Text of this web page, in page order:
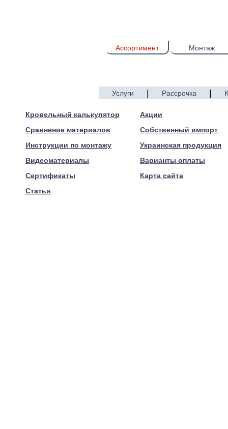
Ассортимент Монтаж
Услуги Рассрочка
Кровельный калькулятор
Сравнение материалов
Инструкции по монтажу
Видеоматериалы
Сертификаты
Статьи
Акции
Собственный импорт
Украинская продукция
Варианты оплаты
Карта сайта